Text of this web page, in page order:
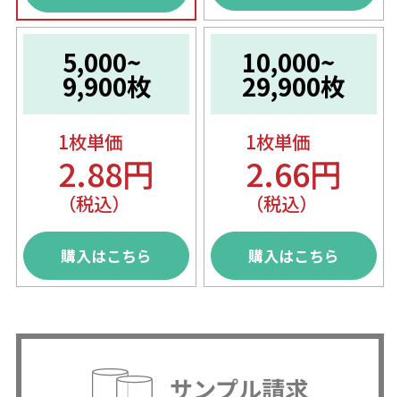
5,000~
9,900枚
1枚単価
2.88円
（税込）
購入はこちら
10,000~
29,900枚
1枚単価
2.66円
（税込）
購入はこちら
サンプル請求